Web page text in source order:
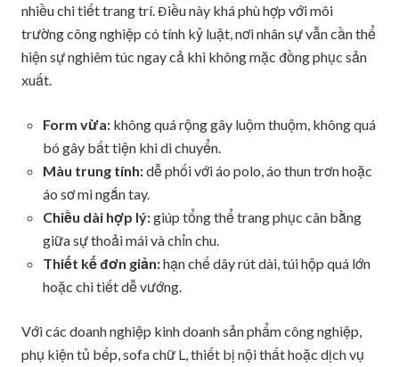
nhiều chi tiết trang trí. Điều này khá phù hợp với môi
trường công nghiệp có tính kỷ luật, nơi nhân sự vẫn cần thể
hiện sự nghiêm túc ngay cả khi không mặc đồng phục sản
xuất.
Form vừa: không quá rộng gây luộm thuộm, không quá
bó gây bất tiện khi di chuyển.
Màu trung tính:dễ phối với áo polo, áo thun trơn hoặc
áo sơ mi ngắn tay.
Chiều dài hợp lý:giúp tổng thể trang phục cân bằng
giữa sự thoải mái và chỉn chu.
Thiết kế đơn giản:hạn chế dây rút dài, túi hộp quá lớn
hoặc chi tiết dễ vướng.
Với các doanh nghiệp kinh doanh sản phẩm công nghiệp,
phụ kiện tủ bếp, sofa chữ L, thiết bị nội thất hoặc dịch vụ